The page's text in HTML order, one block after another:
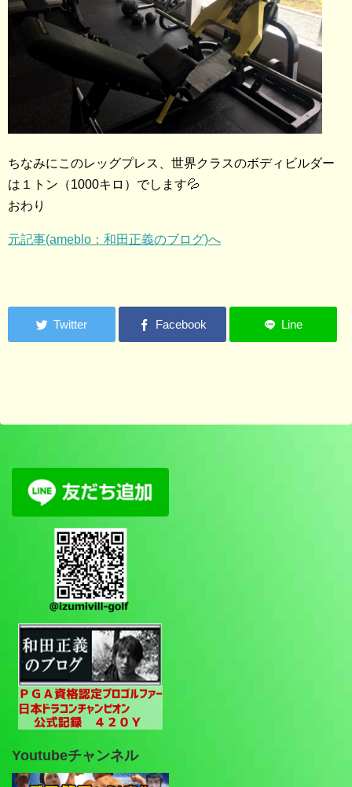
ちなみにこのレッグプレス、世界クラスのボディビルダー
は１トン（1000キロ）でします💦
おわり
元記事(ameblo：和田正義のブログ)へ
Youtubeチャンネル